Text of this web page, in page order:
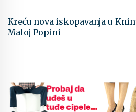
Kreću nova iskopavanja u
Maloj Popini